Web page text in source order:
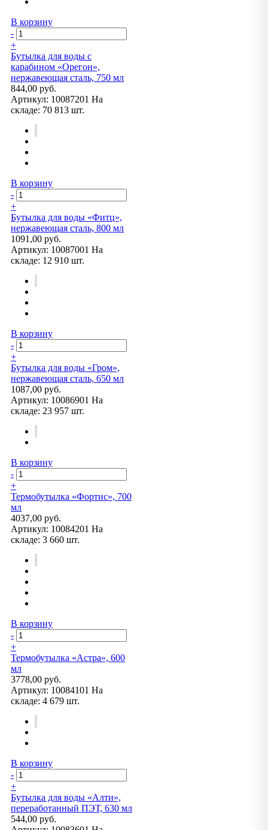
В корзину
-
+
Бутылка для воды с
карабином «Орегон»,
нержавеющая сталь, 750 мл
844,00 руб.
Артикул: 10087201 На
складе: 70 813 шт.
В корзину
-
+
Бутылка для воды «Фитц»,
нержавеющая сталь, 800 мл
1091,00 руб.
Артикул: 10087001 На
складе: 12 910 шт.
В корзину
-
+
Бутылка для воды «Гром»,
нержавеющая сталь, 650 мл
1087,00 руб.
Артикул: 10086901 На
складе: 23 957 шт.
В корзину
-
+
Термобутылка «Фортис», 700
мл
4037,00 руб.
Артикул: 10084201 На
складе: 3 660 шт.
В корзину
-
+
Термобутылка «Астра», 600
мл
3778,00 руб.
Артикул: 10084101 На
складе: 4 679 шт.
В корзину
-
+
Бутылка для воды «Алти»,
переработанный ПЭТ, 630 мл
544,00 руб.